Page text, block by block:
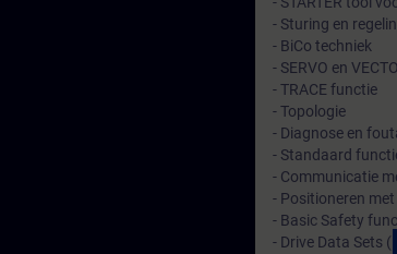
- Sturing en
- BiCo techniek
- SERVO en
- TRACE functie
- Topologie
- Diagnose en
- Standaard
- Communicatie
- Positioneren
- Basic Safety
- Drive Data Sets